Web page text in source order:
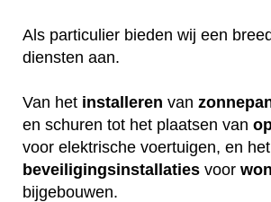
Als particulier bieden wij een
diensten aan.
Van het installeren van
en schuren tot het plaatsen van
voor elektrische voertuigen, en
beveiligingsinstallaties voor
bijgebouwen.